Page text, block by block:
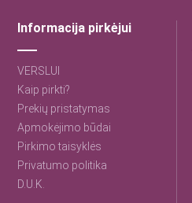
Informacija pirkėjui
VERSLUI
Kaip pirkti?
Prekių pristatymas
Apmokėjimo būdai
Pirkimo taisyklės
Privatumo politika
D.U.K.